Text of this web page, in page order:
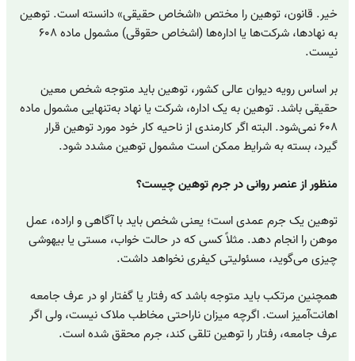
خیر. قانون، توهین را مختص «اشخاص حقیقی» دانسته است. توهین
به نهادها، شرکت‌ها یا اداره‌ها (اشخاص حقوقی) مشمول ماده ۶۰۸
نیست.
بر اساس رویه دیوان عالی کشور، توهین باید متوجه شخص معین
حقیقی باشد. توهین به یک اداره، شرکت یا نهاد به‌تنهایی مشمول ماده
۶۰۸ نمی‌شود. البته اگر کارمندی از ناحیه کار خود مورد توهین قرار
گیرد، بسته به شرایط ممکن است مشمول توهین مشدد شود.
منظور از عنصر روانی در جرم توهین چیست؟
توهین یک جرم عمدی است؛ یعنی شخص باید با آگاهی و اراده، عمل
موهن را انجام دهد. مثلاً کسی که در حالت خواب، مستی یا بیهوشی
چیزی می‌گوید، مسئولیتی کیفری نخواهد داشت.
همچنین مرتکب باید متوجه باشد که رفتار یا گفتار او در عرف جامعه
اهانت‌آمیز است. اگرچه میزان ناراحتی مخاطب ملاک نیست، ولی اگر
عرف جامعه، رفتار را توهین تلقی کند، جرم محقق شده است.